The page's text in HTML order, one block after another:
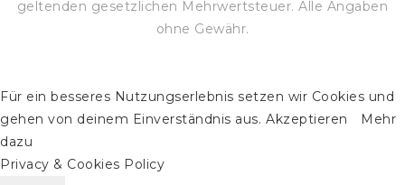
geltenden gesetzlichen Mehrwertsteuer. Alle Angaben
ohne Gewähr.
Für ein besseres Nutzungserlebnis setzen wir Cookies und
gehen von deinem Einverständnis aus. Akzeptieren
Mehr
dazu
Privacy & Cookies Policy